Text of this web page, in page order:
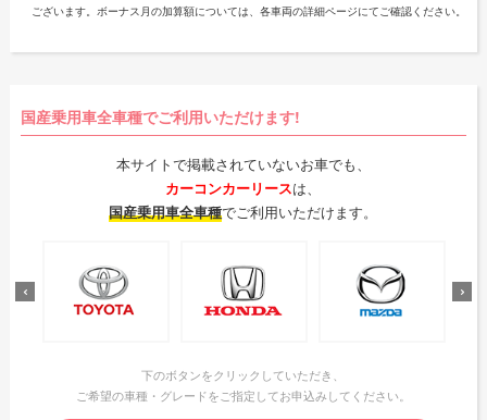
ございます。ボーナス月の加算額については、各車両の詳細ページにてご確認ください。
国産乗用車全車種でご利用いただけます!
本サイトで掲載されていないお車でも、
カーコンカーリースは、
国産乗用車全車種でご利用いただけます。
下のボタンをクリックしていただき、
ご希望の車種・グレードをご指定してお申込みしてください。